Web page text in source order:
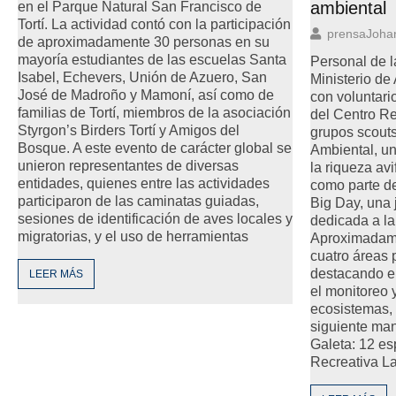
en el Parque Natural San Francisco de
Tortí. La actividad contó con la participación
de aproximadamente 30 personas en su
mayoría estudiantes de las escuelas Santa
Isabel, Echevers, Unión de Azuero, San
José de Madroño y Mamoní, así como de
familias de Tortí, miembros de la asociación
Styrgon’s Birders Tortí y Amigos del
Bosque. A este evento de carácter global se
unieron representantes de diversas
entidades, quienes entre las actividades
participaron de las caminatas guiadas,
sesiones de identificación de aves locales y
migratorias, y el uso de herramientas
LEER MÁS
ambiental
Personal de
Ministerio de
con
del Centro
grupos
Ambiental,
la riqueza
como parte
Big Day,
dedicada a
cuatro áreas
destacando
el monitoreo
siguiente
Galeta: 12
Recreativa